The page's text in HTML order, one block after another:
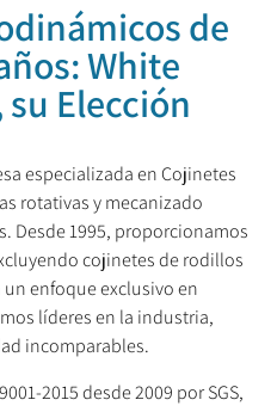
de
White
Elección
especializada en Cojinetes
rotativas y mecanizado
Desde 1995, proporcionamos
cojinetes de rodillos
enfoque exclusivo en
líderes en la industria,
incomparables.
2015 desde 2009 por SGS,